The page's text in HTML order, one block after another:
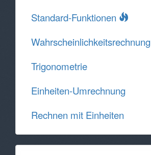
Standard-Funktionen
Wahrscheinlichkeitsrechnung
Trigonometrie
Einheiten-Umrechnung
Rechnen mit Einheiten